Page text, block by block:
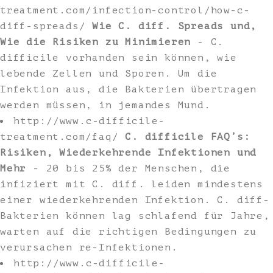
treatment.com/infection-control/how-c-
diff-spreads/Wie C. diff. Spreads und,
Wie die Risiken zu Minimieren - C.
difficile vorhanden sein können, wie
lebende Zellen und Sporen. Um die
Infektion aus, die Bakterien übertragen
werden müssen, in jemandes Mund.
http://www.c-difficile-
treatment.com/faq/C. difficile FAQ’s:
Risiken, Wiederkehrende Infektionen und
Mehr
- 20 bis 25% der Menschen, die
infiziert mit C. diff. leiden mindestens
einer wiederkehrenden Infektion. C. diff-
Bakterien können lag schlafend für Jahre,
warten auf die richtigen Bedingungen zu
verursachen re-Infektionen.
http://www.c-difficile-